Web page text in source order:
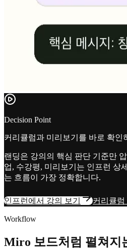
Decision Point
커리큘럼과 미리보기를 바로 확인
랜딩은 강의의 핵심 판단 기준만
업, 수강평, 미리보기는 인프런 상
는 흐름이 가장 정확합니다.
인프런에서 강의 보기 커리큘럼
Workflow
Miro 보드처럼 펼쳐지